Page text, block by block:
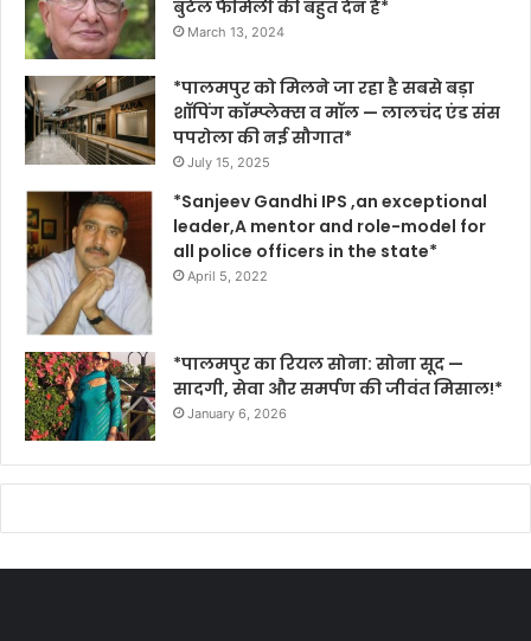
बुटेल फैमिली की बहुत देन है*
March 13, 2024
*पालमपुर को मिलने जा रहा है सबसे बड़ा
शॉपिंग कॉम्प्लेक्स व मॉल — लालचंद एंड संस
पपरोला की नई सौगात*
July 15, 2025
*Sanjeev Gandhi IPS ,an exceptional
leader,A mentor and role-model for
all police officers in the state*
April 5, 2022
*पालमपुर का रियल सोना: सोना सूद —
सादगी, सेवा और समर्पण की जीवंत मिसाल!*
January 6, 2026